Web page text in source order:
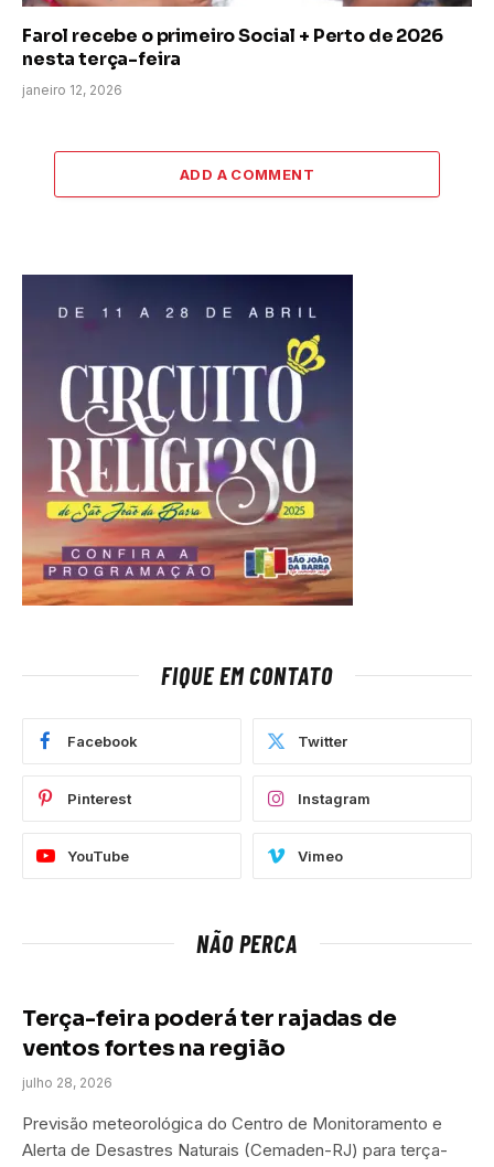
Farol recebe o primeiro Social + Perto de 2026
nesta terça-feira
janeiro 12, 2026
ADD A COMMENT
FIQUE EM CONTATO
Facebook Twitter
Pinterest Instagram
YouTube Vimeo
NÃO PERCA
Terça-feira poderá ter rajadas de
ventos fortes na região
julho 28, 2026
Previsão meteorológica do Centro de Monitoramento e
Alerta de Desastres Naturais (Cemaden-RJ) para terça-